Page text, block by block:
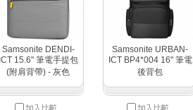
Samsonite DENDI-
ICT 15.6" 筆電手提包
(附肩背帶) - 灰色
Samsonite URBAN-
ICT BP4*004 16" 筆電
後背包